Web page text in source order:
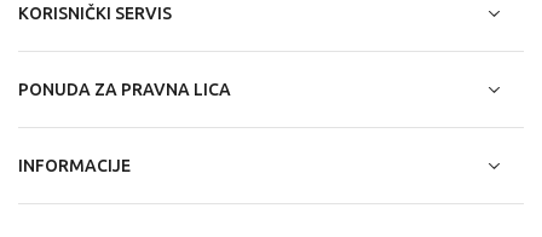
KORISNIČKI SERVIS
PONUDA ZA PRAVNA LICA
INFORMACIJE